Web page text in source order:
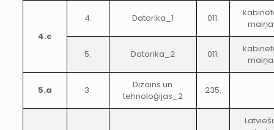
4.c
4. Datorika_1 011.
maiņa
5. Datorika_2 011.
maiņa
5.a 3.
Dizains un
tehnoloģijas_2
235.